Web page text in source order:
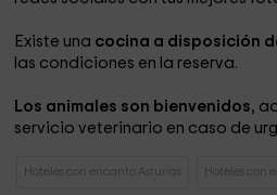
Existe una cocina a disposición
las condiciones en la reserva.
Los animales son bienvenidos,
servicio veterinario en caso de
Hoteles con encanto Asturias Hoteles con